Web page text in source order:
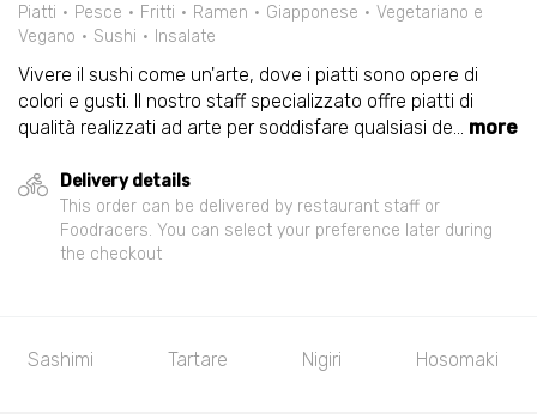
Piatti
Pesce Fritti Ramen Giapponese
Vegetariano e
Vegano
Sushi Insalate
Vivere il sushi come un'arte, dove i piatti sono opere di
colori e gusti. Il nostro staff specializzato offre piatti di
qualità realizzati ad arte per soddisfare qualsiasi de... more
Delivery details
This order can be delivered by restaurant staff or
Foodracers. You can select your preference later during
the checkout
Sashimi Tartare Nigiri Hosomaki